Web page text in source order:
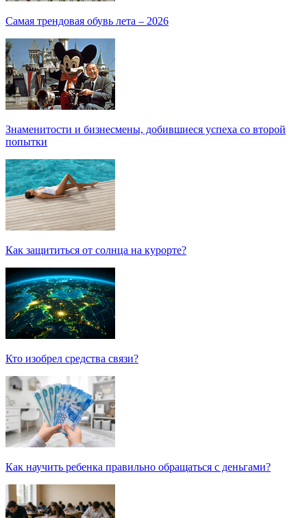
Самая трендовая обувь лета – 2026
Знаменитости и бизнесмены, добившиеся успеха со второй
попытки
Как защититься от солнца на курорте?
Кто изобрел средства связи?
Как научить ребенка правильно обращаться с деньгами?